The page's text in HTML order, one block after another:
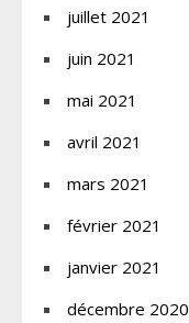
juillet 2021
juin 2021
mai 2021
avril 2021
mars 2021
février 2021
janvier 2021
décembre 2020